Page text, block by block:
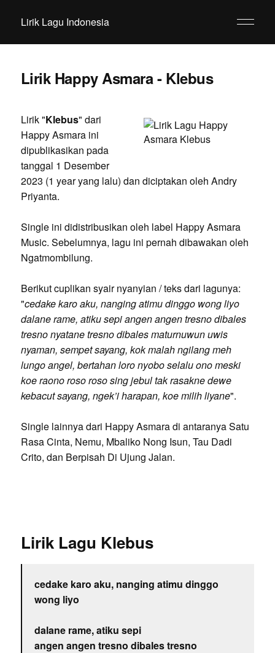
Lirik Lagu Indonesia
Lirik Happy Asmara - Klebus
Lirik "Klebus" dari
Happy Asmara ini
dipublikasikan pada
tanggal 1 Desember
2023 (1 year yang lalu) dan diciptakan oleh Andry
Priyanta.
Single ini didistribusikan oleh label Happy Asmara
Music. Sebelumnya, lagu ini pernah dibawakan oleh
Ngatmombilung.
Berikut cuplikan syair nyanyian / teks dari lagunya:
"cedake karo aku, nanging atimu dinggo wong liyo
dalane rame, atiku sepi angen angen tresno dibales
tresno nyatane tresno dibales maturnuwun uwis
nyaman, sempet sayang, kok malah ngilang meh
lungo angel, bertahan loro nyobo selalu ono meski
koe raono roso roso sing jebul tak rasakne dewe
kebacut sayang, ngek’i harapan, koe milih liyane".
Single lainnya dari Happy Asmara di antaranya Satu
Rasa Cinta, Nemu, Mbaliko Nong Isun, Tau Dadi
Crito, dan Berpisah Di Ujung Jalan.
Lirik Lagu Klebus
cedake karo aku, nanging atimu dinggo
wong liyo
dalane rame, atiku sepi
angen angen tresno dibales tresno